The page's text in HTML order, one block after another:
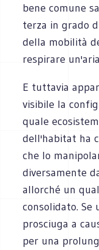
bene comune
terza in grado
della mobilità
respirare
E tuttavia
visibile la
quale
dell'habitat ha
che lo
diversamente
allorché un
consolidato. Se
prosciuga a
per una